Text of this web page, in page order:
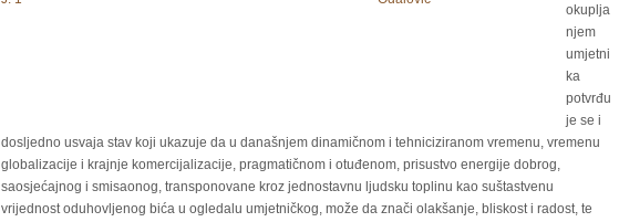
okuplja
njem
umjetni
ka
potvrđu
je se i
dosljedno usvaja stav koji ukazuje da u današnjem dinamičnom i tehniciziranom vremenu, vremenu
globalizacije i krajnje komercijalizacije, pragmatičnom i otuđenom, prisustvo energije dobrog,
saosjećajnog i smisaonog, transponovane kroz jednostavnu ljudsku toplinu kao suštastvenu
vrijednost oduhovljenog bića u ogledalu umjetničkog, može da znači olakšanje, bliskost i radost, te